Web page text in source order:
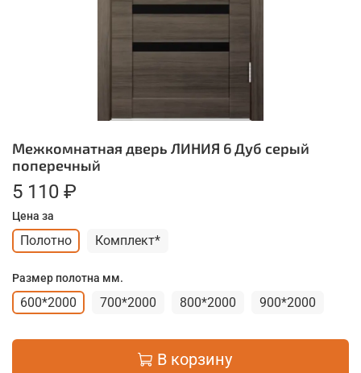
Межкомнатная дверь ЛИНИЯ 6 Дуб серый
поперечный
5 110 ₽
Цена за
Полотно Комплект*
Размер полотна мм.
600*2000 700*2000 800*2000 900*2000
В корзину